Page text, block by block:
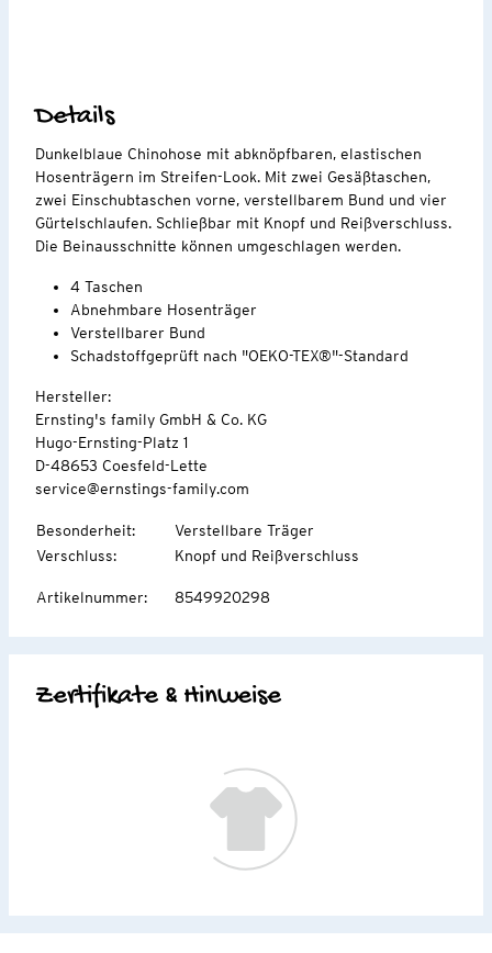
Details
Dunkelblaue Chinohose mit abknöpfbaren, elastischen
Hosenträgern im Streifen-Look. Mit zwei Gesäßtaschen,
zwei Einschubtaschen vorne, verstellbarem Bund und vier
Gürtelschlaufen. Schließbar mit Knopf und Reißverschluss.
Die Beinausschnitte können umgeschlagen werden.
4 Taschen
Abnehmbare Hosenträger
Verstellbarer Bund
Schadstoffgeprüft nach "OEKO-TEX®"-Standard
Hersteller:
Ernsting's family GmbH & Co. KG
Hugo-Ernsting-Platz 1
D-48653 Coesfeld-Lette
service@ernstings-family.com
Besonderheit:
Verstellbare Träger
Verschluss: Knopf und Reißverschluss
Artikelnummer: 8549920298
Zertifikate & Hinweise